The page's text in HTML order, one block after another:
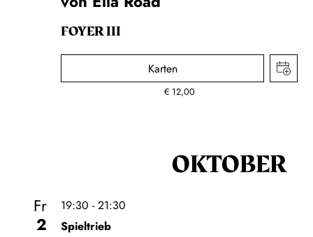
FOYER III
Karten
€ 12,00
OKTOBER
Fr
2
19:30 - 21:30
Spieltrieb